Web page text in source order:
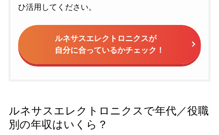
ひ活用してください。
ルネサスエレクトロニクスが
自分に合っているかチェック！
ルネサスエレクトロニクスで年代／役職
別の年収はいくら？